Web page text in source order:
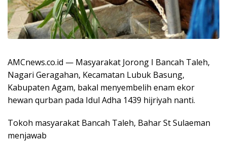
AMCnews.co.id — Masyarakat Jorong I Bancah Taleh,
Nagari Geragahan, Kecamatan Lubuk Basung,
Kabupaten Agam, bakal menyembelih enam ekor
hewan qurban pada Idul Adha 1439 hijriyah nanti.
Tokoh masyarakat Bancah Taleh, Bahar St Sulaeman
menjawab